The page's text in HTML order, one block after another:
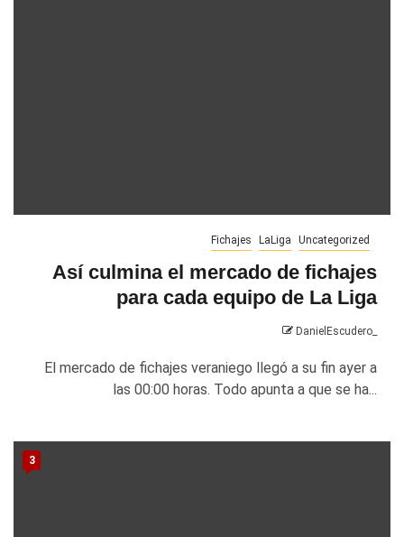
Fichajes LaLiga Uncategorized
Así culmina el mercado de fichajes
para cada equipo de La Liga
DanielEscudero_
El mercado de fichajes veraniego llegó a su fin ayer a
las 00:00 horas. Todo apunta a que se ha...
3